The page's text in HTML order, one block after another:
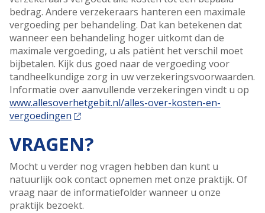
bedrag. Andere verzekeraars hanteren een maximale
vergoeding per behandeling. Dat kan betekenen dat
wanneer een behandeling hoger uitkomt dan de
maximale vergoeding, u als patiënt het verschil moet
bijbetalen. Kijk dus goed naar de vergoeding voor
tandheelkundige zorg in uw verzekeringsvoorwaarden.
Informatie over aanvullende verzekeringen vindt u op
www.allesoverhetgebit.nl/alles-over-kosten-en-
vergoedingen
VRAGEN?
Mocht u verder nog vragen hebben dan kunt u
natuurlijk ook contact opnemen met onze praktijk. Of
vraag naar de informatiefolder wanneer u onze
praktijk bezoekt.